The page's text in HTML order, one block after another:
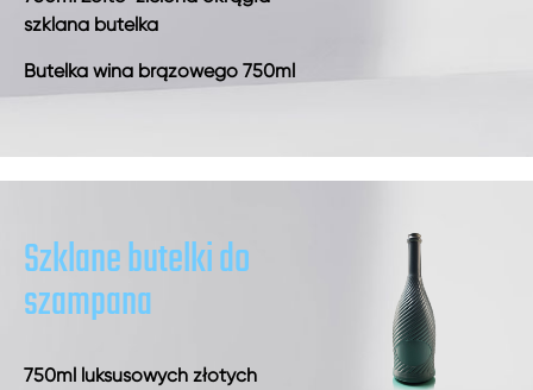
szklana butelka
Butelka wina brązowego 750ml
Szklane butelki do
szampana
750ml luksusowych złotych